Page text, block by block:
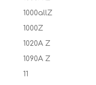
1000allZ
1000Z
1020A Z
1090A Z
11